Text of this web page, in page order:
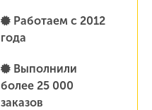
Работаем с 2012
года
Выполнили
более 25 000
заказов